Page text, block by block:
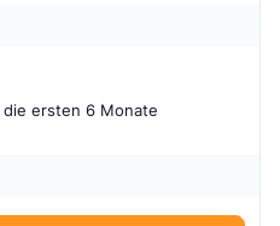
die ersten 6 Monate